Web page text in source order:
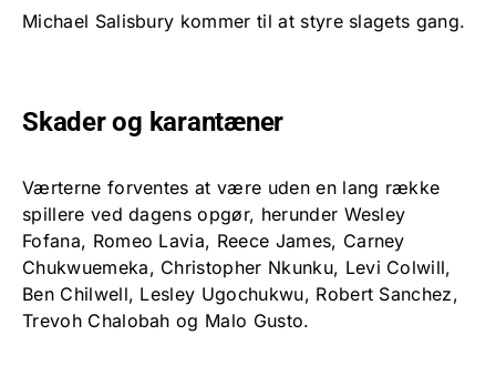
Michael Salisbury kommer til at styre slagets gang.
Skader og karantæner
Værterne forventes at være uden en lang række
spillere ved dagens opgør, herunder Wesley
Fofana, Romeo Lavia, Reece James, Carney
Chukwuemeka, Christopher Nkunku, Levi Colwill,
Ben Chilwell, Lesley Ugochukwu, Robert Sanchez,
Trevoh Chalobah og Malo Gusto.